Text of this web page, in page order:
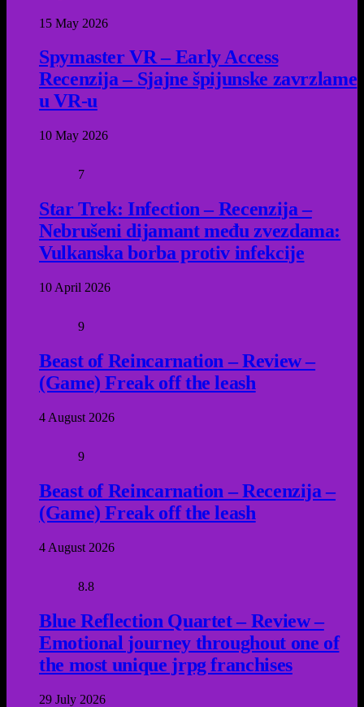
15 May 2026
Spymaster VR – Early Access
Recenzija – Sjajne špijunske zavrzlame
u VR-u
10 May 2026
7
Star Trek: Infection – Recenzija –
Nebrušeni dijamant među zvezdama:
Vulkanska borba protiv infekcije
10 April 2026
9
Beast of Reincarnation – Review –
(Game) Freak off the leash
4 August 2026
9
Beast of Reincarnation – Recenzija –
(Game) Freak off the leash
4 August 2026
8.8
Blue Reflection Quartet – Review –
Emotional journey throughout one of
the most unique jrpg franchises
29 July 2026